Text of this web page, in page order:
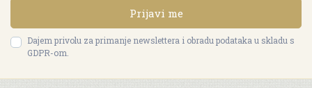
Prijavi me
Dajem privolu za primanje newslettera i obradu podataka u skladu s
GDPR-om.